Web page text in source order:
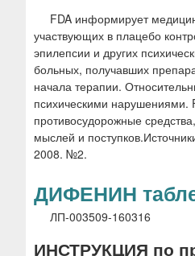
FDA информирует
участвующих в плацебо
эпилепсии и других
больных, получавших
начала терапии.
психическими нарушениями.
противосудорожные
мыслей и
2008. №2.
ДИФЕНИН
ЛП-003509-160316
ИНСТРУКЦИЯ по